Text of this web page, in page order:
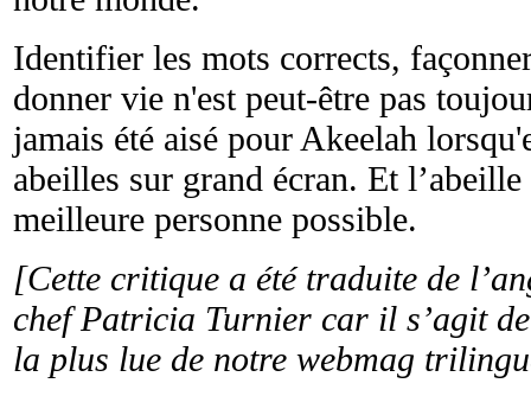
Identifier les mots corrects,
donner vie n'est peut-être pas
jamais été aisé pour Akeelah
abeilles sur grand écran. Et
meilleure personne possible.
[Cette critique a été traduite de
chef Patricia Turnier car il s’agit
la plus lue de notre webmag